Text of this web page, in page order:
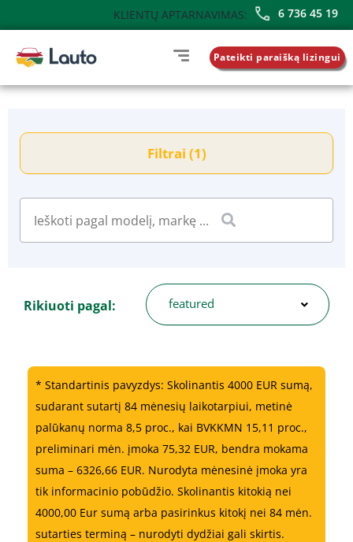
KLIENTŲ APTARNAVIMAS: 6 736 45 19
Pateikti paraišką lizingui
Filtrai (1)
Rikiuoti pagal: featured
* Standartinis pavyzdys: Skolinantis 4000 EUR sumą,
sudarant sutartį 84 mėnesių laikotarpiui, metinė
palūkanų norma 8,5 proc., kai BVKKMN 15,11 proc.,
preliminari mėn. įmoka 75,32 EUR, bendra mokama
suma – 6326,66 EUR. Nurodyta mėnesinė įmoka yra
tik informacinio pobūdžio. Skolinantis kitokią nei
4000,00 Eur sumą arba pasirinkus kitokį nei 84 mėn.
sutarties terminą – nurodyti dydžiai gali skirtis.